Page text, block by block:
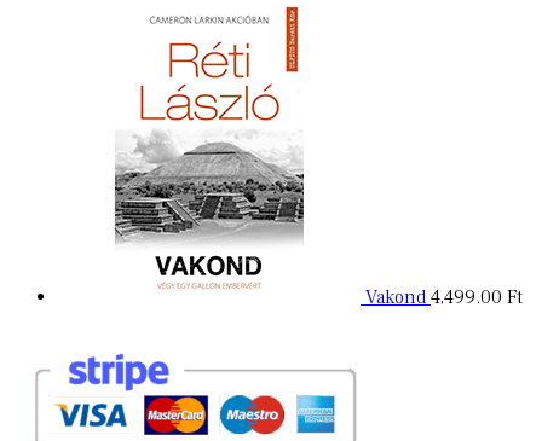
Vakond 4,499.00 Ft